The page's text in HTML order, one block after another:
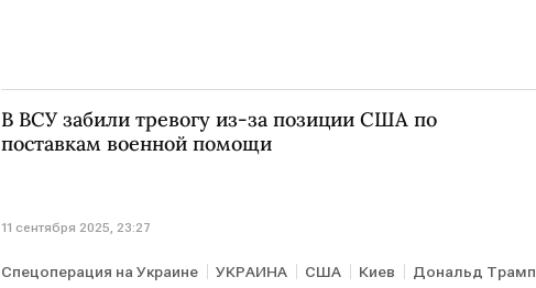
В ВСУ забили тревогу из-за позиции США по
поставкам военной помощи
11 сентября 2025, 23:27
Спецоперация на Украине УКРАИНА США Киев Дональд Трамп